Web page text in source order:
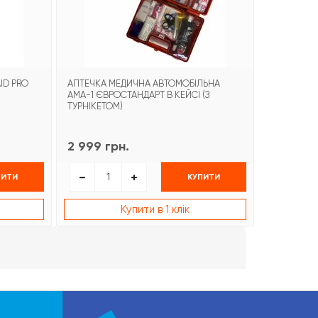
PRO
АПТЕЧКА МЕДИЧНА АВТОМОБІЛЬНА
АМА-1 ЄВРОСТАНДАРТ В КЕЙСІ (З
ТУРНІКЕТОМ)
2 999 грн.
КУПИТИ
Купити в 1 клік